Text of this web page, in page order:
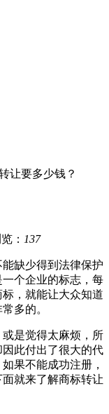
让要多少钱？
： 137
缺少得到法律保护
个企业的标志，每
，就能让大众知道
多的。
是觉得太麻烦，所
此付出了很大的代
果不能成功注册，
就来了解商标转让